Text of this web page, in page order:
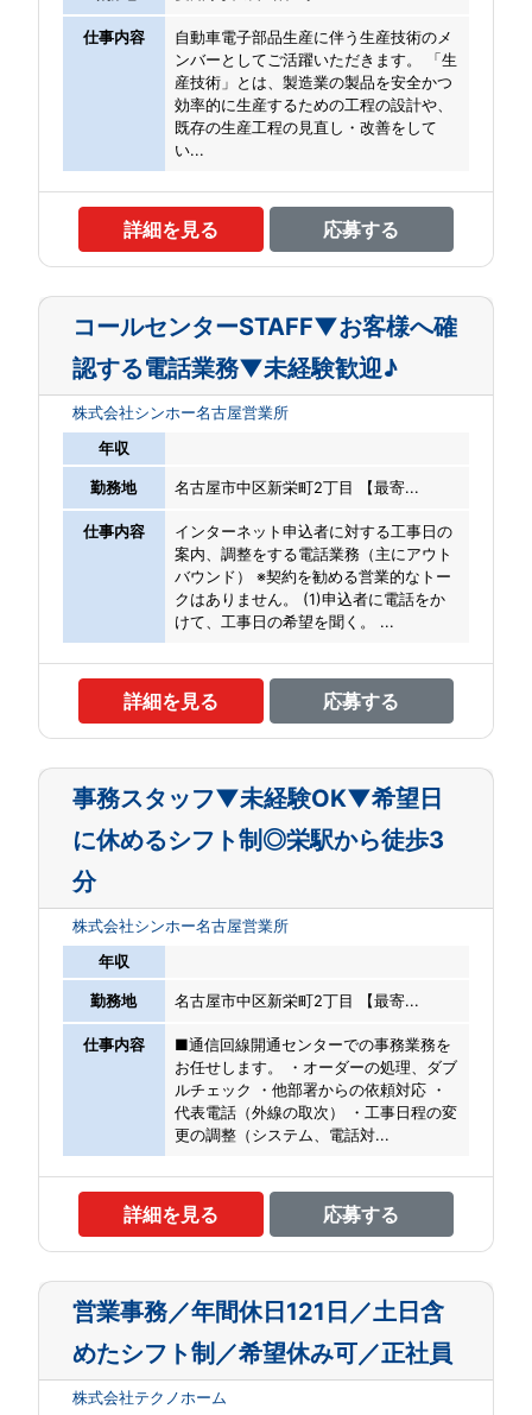
仕事内容
自動車電子部品生産に伴う生産技術のメ
ンバーとしてご活躍いただきます。 「生
産技術」とは、製造業の製品を安全かつ
効率的に生産するための工程の設計や、
既存の生産工程の見直し・改善をして
い...
詳細を見る 応募する
コールセンターSTAFF▼お客様へ確
認する電話業務▼未経験歓迎♪
株式会社シンホー名古屋営業所
年収
勤務地 名古屋市中区新栄町2丁目 【最寄...
仕事内容
インターネット申込者に対する工事日の
案内、調整をする電話業務（主にアウト
バウンド） ※契約を勧める営業的なトー
クはありません。 (1)申込者に電話をか
けて、工事日の希望を聞く。 ...
詳細を見る 応募する
事務スタッフ▼未経験OK▼希望日
に休めるシフト制◎栄駅から徒歩3
分
株式会社シンホー名古屋営業所
年収
勤務地 名古屋市中区新栄町2丁目 【最寄...
仕事内容
■通信回線開通センターでの事務業務を
お任せします。 ・オーダーの処理、ダブ
ルチェック ・他部署からの依頼対応 ・
代表電話（外線の取次） ・工事日程の変
更の調整（システム、電話対...
詳細を見る 応募する
営業事務／年間休日121日／土日含
めたシフト制／希望休み可／正社員
株式会社テクノホーム